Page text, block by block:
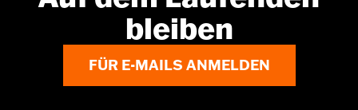
bleiben
FÜR E-MAILS ANMELDEN